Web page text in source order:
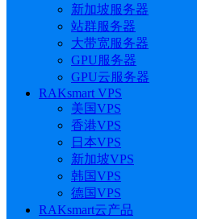
新加坡服务器
站群服务器
大带宽服务器
GPU服务器
GPU云服务器
RAKsmart VPS
美国VPS
香港VPS
日本VPS
新加坡VPS
韩国VPS
德国VPS
RAKsmart云产品